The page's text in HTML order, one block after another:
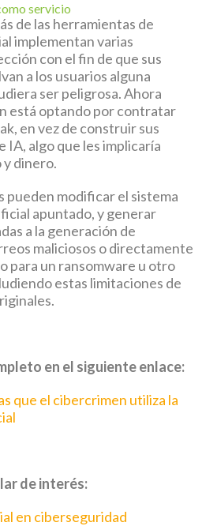
servicio
de las herramientas de
implementan varias
con el fin de que sus
a los usuarios alguna
ser peligrosa. Ahora
está optando por contratar
en vez de construir sus
IA, algo que les implicaría
y dinero.
pueden modificar el sistema
apuntado, y generar
a la generación de
maliciosos o directamente
para un ransomware u otro
estas limitaciones de
en el siguiente enlace:
que el cibercrimen utiliza la
de interés:
en ciberseguridad